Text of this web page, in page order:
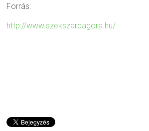
Forrás:
http://www.szekszardagora.hu/